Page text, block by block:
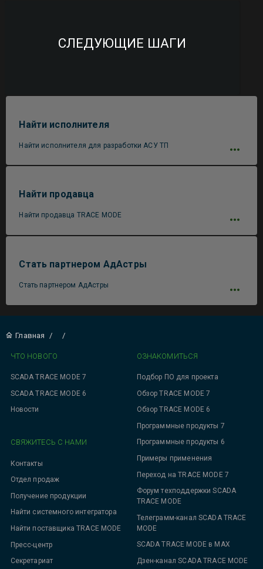
СЛЕДУЮЩИЕ ШАГИ
Найти исполнителя
Найти исполнителя для разработки АСУ ТП
Найти продавца
Найти продавца TRACE MODE
Стать партнером АдАстры
Стать партнером АдАстры
Главная / /
ЧТО НОВОГО
SCADA TRACE MODE 7
SCADA TRACE MODE 6
Новости
ОЗНАКОМИТЬСЯ
Подбор ПО для проекта
Обзор TRACE MODE 7
Обзор TRACE MODE 6
Программные продукты 7
Программные продукты 6
Примеры применения
Переход на TRACE MODE 7
Форум техподдержки SCADA
TRACE MODE
Телеграмм-канал SCADA TRACE
MODE
SCADA TRACE MODE в MAX
Дзен-канал SCADA TRACE MODE
СВЯЖИТЕСЬ С НАМИ
Контакты
Отдел продаж
Получение продукции
Найти системного интегратора
Найти поставщика TRACE MODE
Пресс-центр
Секретариат